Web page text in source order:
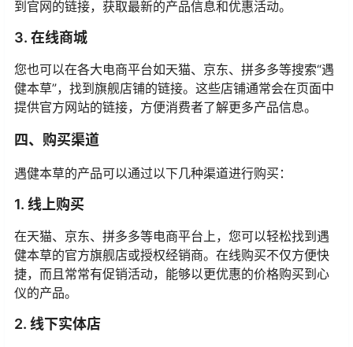
到官网的链接，获取最新的产品信息和优惠活动。
3. 在线商城
您也可以在各大电商平台如天猫、京东、拼多多等搜索“遇
健本草”，找到旗舰店铺的链接。这些店铺通常会在页面中
提供官方网站的链接，方便消费者了解更多产品信息。
四、购买渠道
遇健本草的产品可以通过以下几种渠道进行购买：
1. 线上购买
在天猫、京东、拼多多等电商平台上，您可以轻松找到遇
健本草的官方旗舰店或授权经销商。在线购买不仅方便快
捷，而且常常有促销活动，能够以更优惠的价格购买到心
仪的产品。
2. 线下实体店